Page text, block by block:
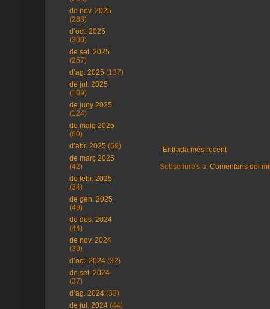
Entrada més recent
Subscriure's a: Comentaris del
de nov. 2025
(288)
d’oct. 2025
(300)
de set. 2025
(267)
d’ag. 2025 (137)
de jul. 2025
(109)
de juny 2025
(124)
de maig 2025
(60)
d’abr. 2025 (59)
de març 2025
(42)
de febr. 2025
(34)
de gen. 2025
(49)
de des. 2024
(44)
de nov. 2024
(39)
d’oct. 2024 (32)
de set. 2024
(37)
d’ag. 2024 (33)
de jul. 2024 (44)